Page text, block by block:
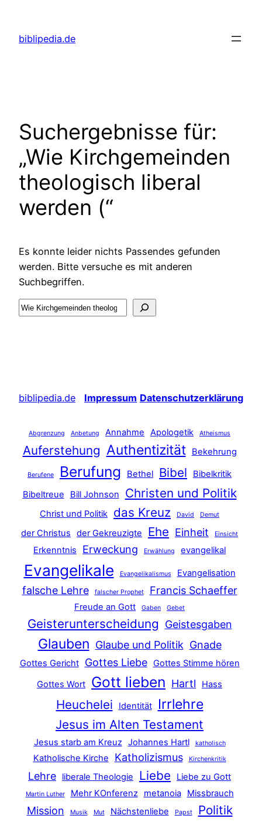
springen
biblipedia.de
Suchergebnisse für:
„Wie Kirchgemeinden
theologisch liberal
werden (“
Es konnte leider nichts Passendes gefunden
werden. Bitte versuche es mit anderen
Suchbegriffen.
Suche
biblipedia.de Impressum Datenschutzerklärung
Abgrenzung Anbetung Annahme Apologetik Atheismus
Auferstehung Authentizität Bekehrung
Berufene Berufung Bethel Bibel
Bibelkritik
Bibeltreue
Bill Johnson Christen und Politik
Christ und Politik das Kreuz David Demut
der Christus der Gekreuzigte Ehe Einheit Einsicht
Erkenntnis Erweckung Erwählung evangelikal
Evangelikale Evangelikalismus Evangelisation
falsche Lehre falscher Prophet Francis Schaeffer
Freude an Gott Gaben Gebet
Geisterunterscheidung Geistesgaben
Glauben Glaube und Politik Gnade
Gottes Gericht Gottes Liebe Gottes Stimme hören
Gottes Wort
Gott lieben Hartl Hass
Heuchelei Identität Irrlehre
Jesus im Alten Testament
Jesus starb am Kreuz Johannes Hartl katholisch
Katholische Kirche Katholizismus Kirchenkritik
Lehre liberale Theologie Liebe Liebe zu Gott
Martin Luther Mehr KOnferenz metanoia Missbrauch
Mission Musik Mut Nächstenliebe Papst Politik